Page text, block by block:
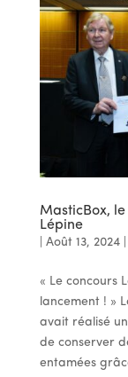
MasticBox,
Lépine
Août 13, 2024|
« Le concours
lancement ! »
avait réalisé
de conserver
entamées